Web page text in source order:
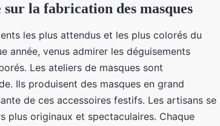
la fabrication des masques
les plus attendus et les plus colorés du
année, venus admirer les déguisements
Les ateliers de masques sont
Ils produisent des masques en grand
de ces accessoires festifs. Les artisans se
plus originaux et spectaculaires. Chaque